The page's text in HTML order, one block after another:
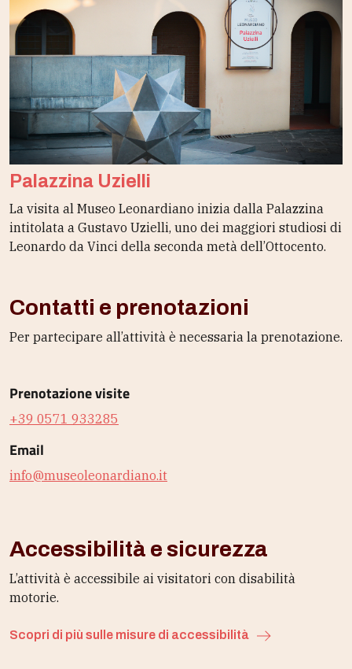
Palazzina Uzielli
La visita al Museo Leonardiano inizia dalla Palazzina
intitolata a Gustavo Uzielli, uno dei maggiori studiosi di
Leonardo da Vinci della seconda metà dell’Ottocento.
Contatti e prenotazioni
Per partecipare all’attività è necessaria la prenotazione.
Prenotazione visite
+39 0571 933285
Email
info@museoleonardiano.it
Accessibilità e sicurezza
L’attività è accessibile ai visitatori con disabilità
motorie.
Scopri di più sulle misure di accessibilità